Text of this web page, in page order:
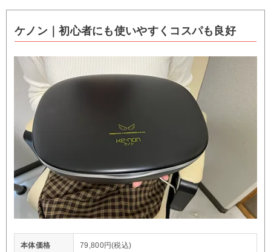
ケノン｜初心者にも使いやすくコスパも良好
本体価格 79,800円(税込)